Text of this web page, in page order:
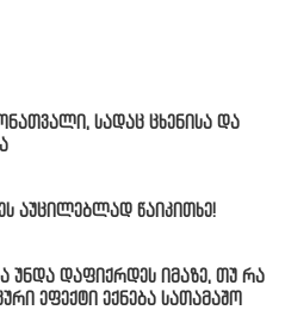
სადაც ცხენისა და
აუცილებლად წაიკითხე!
უნდა დაფიქრდეს იმაზე, თუ რა
ეფექტი ექნება სათამაშო